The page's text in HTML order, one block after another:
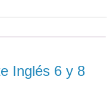
Inglés 6 y 8